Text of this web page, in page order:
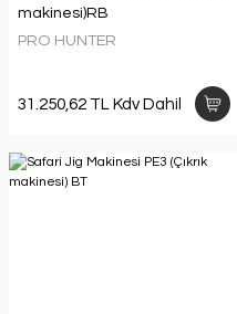
makinesi)RB
PRO HUNTER
31.250,62 TL Kdv Dahil